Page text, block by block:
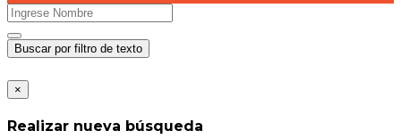
Buscar por filtro de texto
×
Realizar nueva búsqueda